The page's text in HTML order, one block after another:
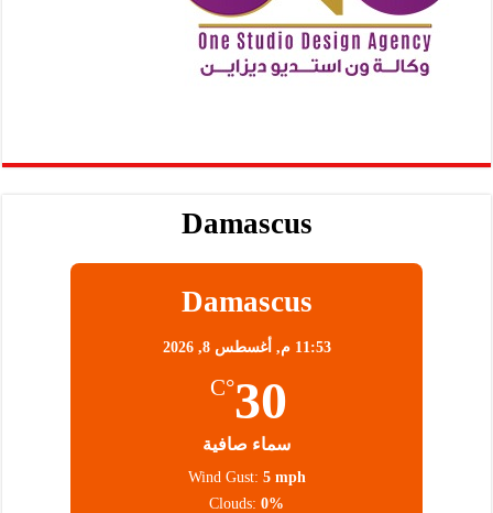
Damascus
Damascus
11:53 م, أغسطس 8, 2026
30
°C
سماء صافية
Wind Gust: 5 mph
Clouds: 0%